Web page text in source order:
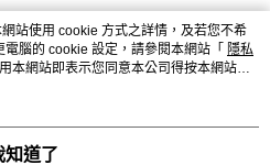
額度不足之情形，本公司將視審查結果
人資訊註冊。若發現惡意使用之情形，
用戶之使用額度並採取法律行動。
上)免運費
站使用 cookie 方式之詳情，及若您不希
腦的 cookie 設定，請參閱本網站「 隱私
本網站即表示您同意本公司得按本網站使
知道了